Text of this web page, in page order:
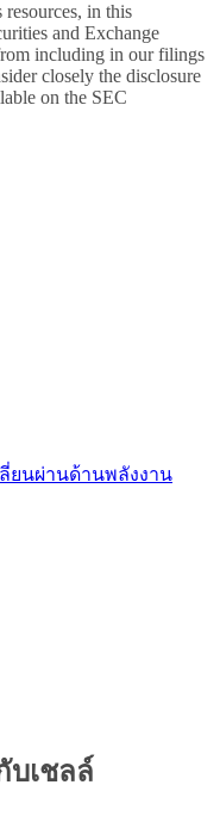
resources, in this
and Exchange
including in our filings
closely the disclosure
on the SEC
ยนผ่านด้านพลังงาน
บเชลล์